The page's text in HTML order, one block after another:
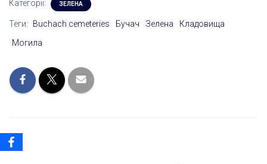
Категорії: ЗЕЛЕНА
Теги: Buchach cemeteries Бучач Зелена
Кладовища
Могила